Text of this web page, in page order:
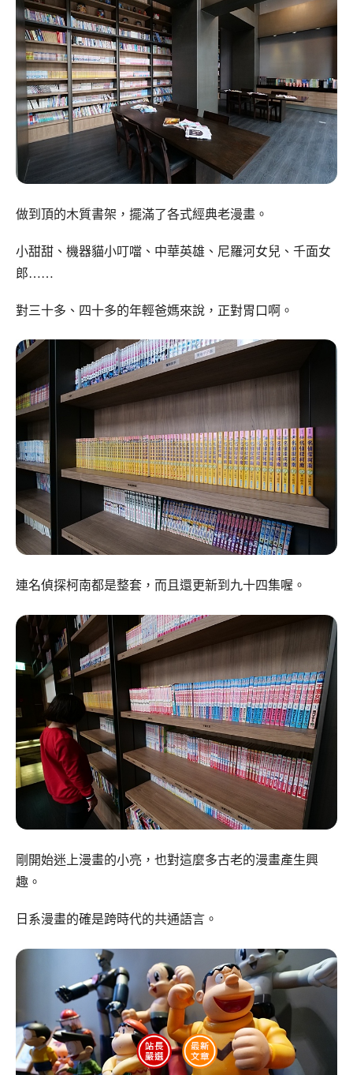
做到頂的木質書架，擺滿了各式經典老漫畫。
小甜甜、機器貓小叮噹、中華英雄、尼羅河女兒、千面女
郎……
對三十多、四十多的年輕爸媽來說，正對胃口啊。
連名偵探柯南都是整套，而且還更新到九十四集喔。
剛開始迷上漫畫的小亮，也對這麼多古老的漫畫產生興
趣。
日系漫畫的確是跨時代的共通語言。